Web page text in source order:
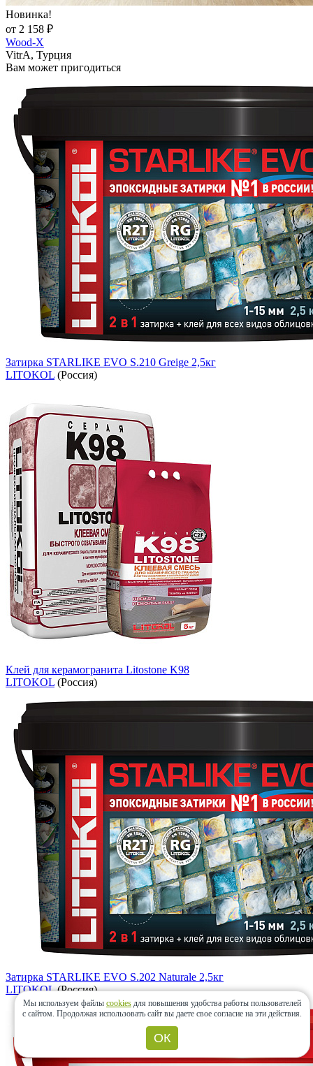
Новинка!
от 2 158 ₽
Wood-X
VitrA, Турция
Вам может пригодиться
Затирка STARLIKE EVO S.210 Greige 2,5кг
LITOKOL (Россия)
Клей для керамогранита Litostone K98
LITOKOL (Россия)
Затирка STARLIKE EVO S.202 Naturale 2,5кг
LITOKOL(Россия)
Мы используем файлы cookies для повышения удобства работы пользователей
с сайтом. Продолжая использовать сайт вы даете свое согласие на эти действия.
ОК